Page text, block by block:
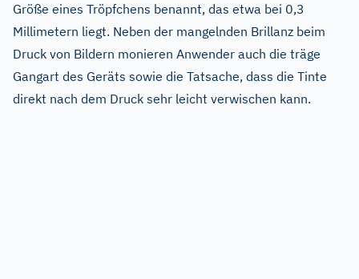
Größe eines Tröpfchens benannt, das etwa bei 0,3
Millimetern liegt. Neben der mangelnden Brillanz beim
Druck von Bildern monieren Anwender auch die träge
Gangart des Geräts sowie die Tatsache, dass die Tinte
direkt nach dem Druck sehr leicht verwischen kann.